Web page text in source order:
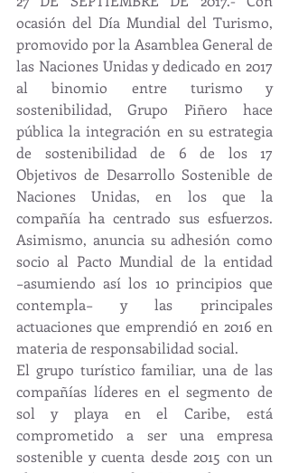
ocasión del Día Mundial del Turismo,
promovido por la Asamblea General de
las Naciones Unidas y dedicado en 2017
al binomio entre turismo y
sostenibilidad, Grupo Piñero hace
pública la integración en su estrategia
de sostenibilidad de 6 de los 17
Objetivos de Desarrollo Sostenible de
Naciones Unidas, en los que la
compañía ha centrado sus esfuerzos.
Asimismo, anuncia su adhesión como
socio al Pacto Mundial de la entidad
−asumiendo así los 10 principios que
contempla− y las principales
actuaciones que emprendió en 2016 en
materia de responsabilidad social.
El grupo turístico familiar, una de las
compañías líderes en el segmento de
sol y playa en el Caribe, está
comprometido a ser una empresa
sostenible y cuenta desde 2015 con un